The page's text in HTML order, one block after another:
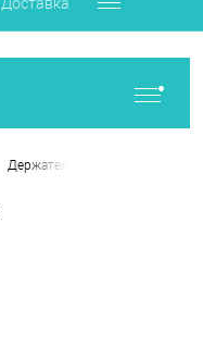
Держатель для фото с